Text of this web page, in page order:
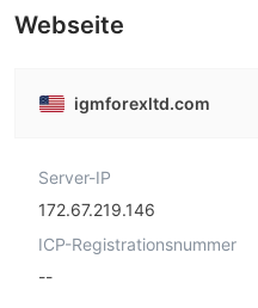
MT4-Volllizenz
Webseite
igmforexltd.com
Server-IP
172.67.219.146
ICP-Registrationsnummer
--